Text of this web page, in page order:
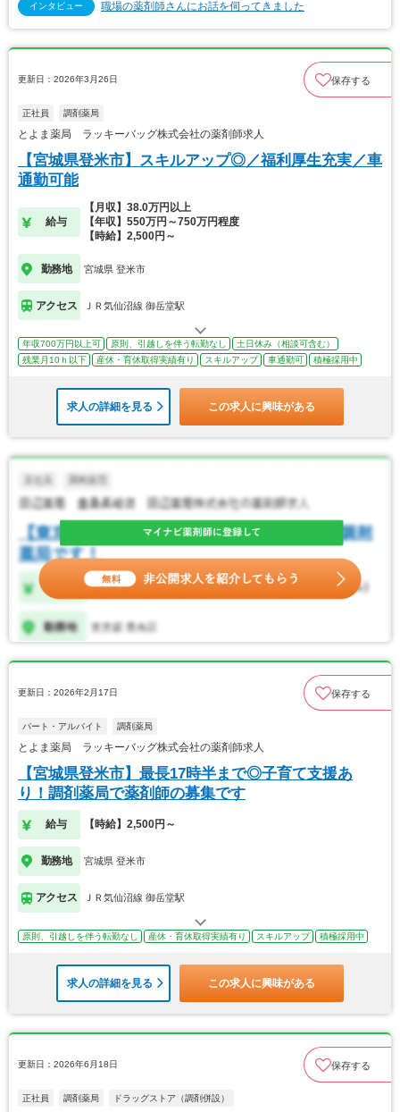
インタビュー 職場の薬剤師さんにお話を伺ってきました
更新日：2026年3月26日 保存する
正社員 調剤薬局
とよま薬局 ラッキーバッグ株式会社の薬剤師求人
【宮城県登米市】スキルアップ◎／福利厚生充実／車
通勤可能
給与
【月収】38.0万円以上
【年収】550万円～750万円程度
【時給】2,500円～
勤務地 宮城県 登米市
アクセス ＪＲ気仙沼線 御岳堂駅
年収700万円以上可 原則、引越しを伴う転勤なし
土日休み（相談可含む）
残業月10ｈ以下
産休・育休取得実績有り スキルアップ 車通勤可 積極採用中
求人の詳細を見る この求人に興味がある
更新日：2026年2月17日 保存する
パート・アルバイト 調剤薬局
とよま薬局 ラッキーバッグ株式会社の薬剤師求人
【宮城県登米市】最長17時半まで◎子育て支援あ
り！調剤薬局で薬剤師の募集です
給与 【時給】2,500円～
勤務地 宮城県 登米市
アクセス ＪＲ気仙沼線 御岳堂駅
原則、引越しを伴う転勤なし 産休・育休取得実績有り スキルアップ 積極採用中
求人の詳細を見る この求人に興味がある
更新日：2026年6月18日 保存する
正社員 調剤薬局 ドラッグストア（調剤併設）